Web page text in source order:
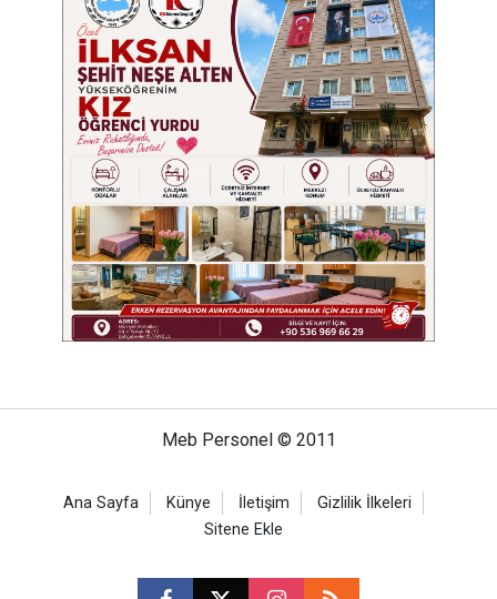
Meb Personel © 2011
Ana Sayfa Künye İletişim
Gizlilik İlkeleri
Sitene Ekle